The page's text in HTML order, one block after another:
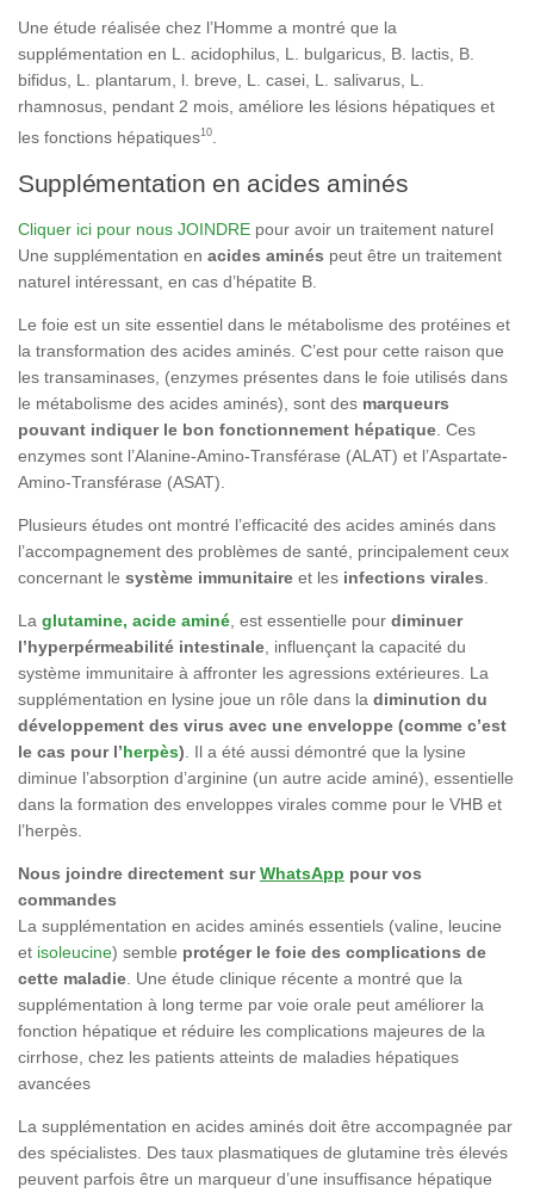
Une étude réalisée chez l’Homme a montré que la
supplémentation en L. acidophilus, L. bulgaricus, B. lactis, B.
bifidus, L. plantarum, l. breve, L. casei, L. salivarus, L.
rhamnosus, pendant 2 mois, améliore les lésions hépatiques et
les fonctions hépatiques10
Supplémentation en acides aminés
Cliquer ici pour nous JOINDRE pour avoir un traitement naturel
Une supplémentation en acides aminés peut être un traitement
naturel intéressant, en cas d’hépatite B.
Le foie est un site essentiel dans le métabolisme des protéines et
la transformation des acides aminés. C’est pour cette raison que
les transaminases, (enzymes présentes dans le foie utilisés dans
le métabolisme des acides aminés), sont des marqueurs
pouvant indiquer le bon fonctionnement hépatique . Ces
enzymes sont l’Alanine-Amino-Transférase (ALAT) et l’Aspartate-
Amino-Transférase (ASAT).
Plusieurs études ont montré l’efficacité des acides aminés dans
l’accompagnement des problèmes de santé, principalement ceux
concernant le système immunitaire et les infections virales
La glutamine, acide aminé , est essentielle pour diminuer
l’hyperpérmeabilité intestinale , influençant la capacité du
système immunitaire à affronter les agressions extérieures. La
supplémentation en lysine joue un rôle dans la diminution du
développement des virus avec une enveloppe (comme c’est
le cas pour l’herpès) . Il a été aussi démontré que la lysine
diminue l’absorption d’arginine (un autre acide aminé), essentielle
dans la formation des enveloppes virales comme pour le VHB et
l’herpès.
Nous joindre directement surWhatsApp pour vos
commandes
La supplémentation en acides aminés essentiels (valine, leucine
et isoleucine) semble protéger le foie des complications de
cette maladie . Une étude clinique récente a montré que la
supplémentation à long terme par voie orale peut améliorer la
fonction hépatique et réduire les complications majeures de la
cirrhose, chez les patients atteints de maladies hépatiques
avancées
La supplémentation en acides aminés doit être accompagnée par
des spécialistes. Des taux plasmatiques de glutamine très élevés
peuvent parfois être un marqueur d’une insuffisance hépatique